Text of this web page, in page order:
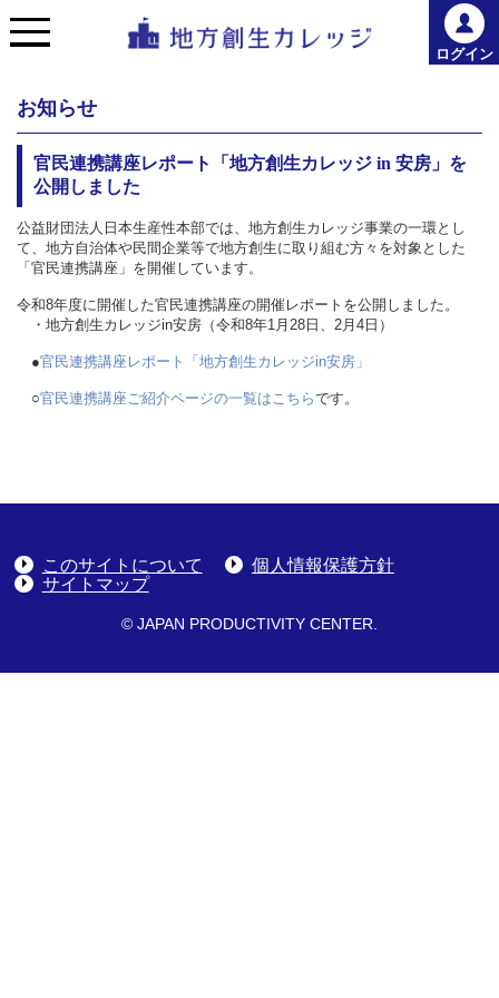
ログイン
お知らせ
官民連携講座レポート「地方創生カレッジ in 安房」を
公開しました
公益財団法人日本生産性本部では、地方創生カレッジ事業の一環とし
て、地方自治体や民間企業等で地方創生に取り組む方々を対象とした
「官民連携講座」を開催しています。
令和8年度に開催した官民連携講座の開催レポートを公開しました。
・地方創生カレッジin安房（令和8年1月28日、2月4日）
●官民連携講座レポート「地方創生カレッジin安房」
○官民連携講座ご紹介ページの一覧はこちらです。
このサイトについて
個人情報保護方針
サイトマップ
© JAPAN PRODUCTIVITY CENTER.